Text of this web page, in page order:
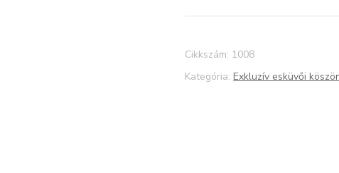
mennyiség
Cikkszám: 1008
Kategória:Exkluzív esküvői